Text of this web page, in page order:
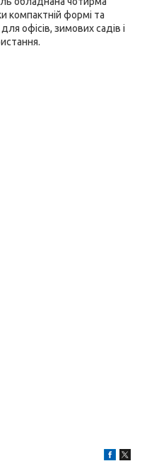
компактній формі та
офісів, зимових садів і